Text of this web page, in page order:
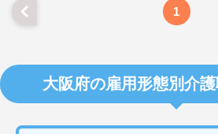
1
大阪府の雇用形態別介